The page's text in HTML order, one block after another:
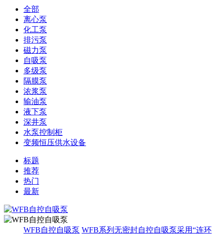
全部
离心泵
化工泵
排污泵
磁力泵
自吸泵
多级泵
隔膜泵
浓浆泵
输油泵
液下泵
深井泵
水泵控制柜
变频恒压供水设备
标题
推荐
热门
最新
WFB自控自吸泵 WFB系列无密封自控自吸泵采用“连环